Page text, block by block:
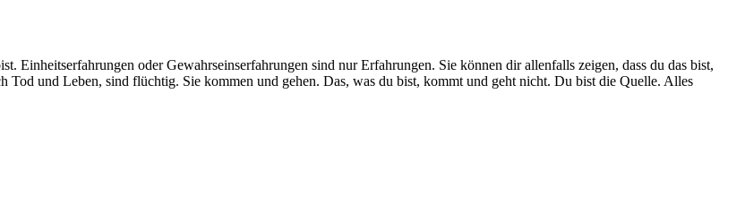
Einheitserfahrungen oder Gewahrseinserfahrungen sind nur Erfahrungen. Sie können dir allenfalls zeigen, dass du das bist,
Tod und Leben, sind flüchtig. Sie kommen und gehen. Das, was du bist, kommt und geht nicht. Du bist die Quelle. Alles